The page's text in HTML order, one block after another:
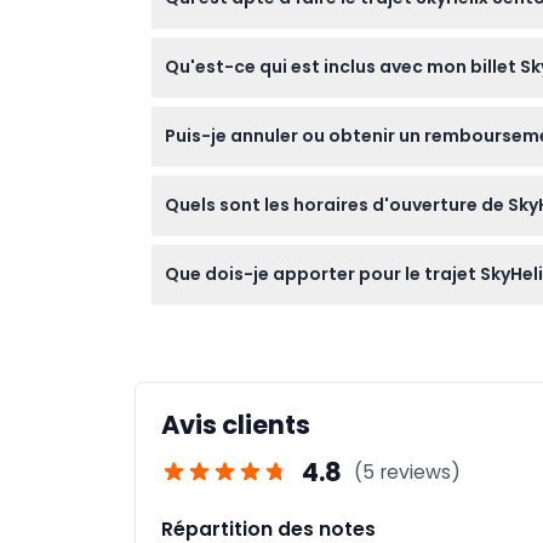
accompagnés d'un adulte supervisant. Ce
Qu'est-ce qui est inclus avec mon billet
Puis-je annuler ou obtenir un
réserver.
Quels sont les horaires d'ouverture de
au moment de la réservation).
Que dois-je apporter pour le trajet
Avis clients
4.8 (5 reviews)
Répartition des notes